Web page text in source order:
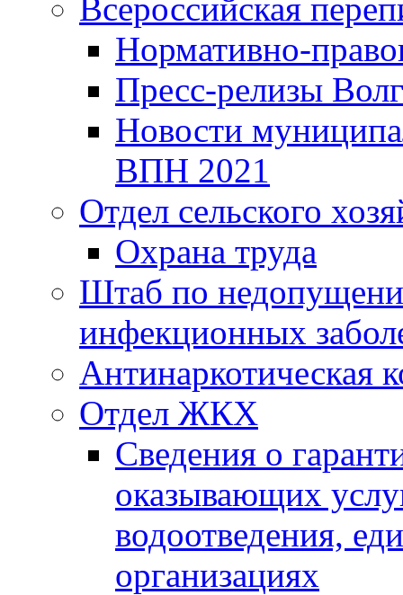
Всероссийская
Нормативно-
Пресс-релизы
Новости
ВПН 2021
Отдел сельского
Охрана труда
Штаб по
инфекционных
Антинаркотическая
Отдел ЖКХ
Сведения о
оказывающих
водоотведения,
организациях